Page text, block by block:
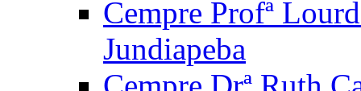
Cempre Profª
Jundiapeba